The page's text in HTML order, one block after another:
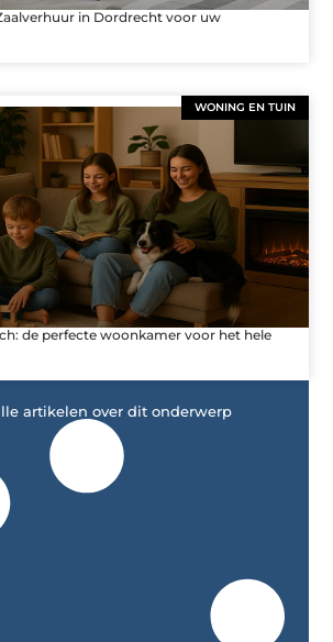
in Dordrecht voor uw
WONING EN TUIN
de perfecte woonkamer voor het hele
artikelen over dit onderwerp